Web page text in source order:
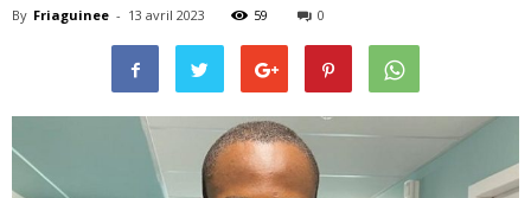
By Friaguinee - 13 avril 2023 59 0